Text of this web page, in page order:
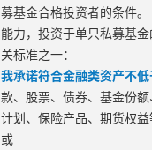
最大回
募基金合格投资者的条件
能力，投资于单只私募基
关标准之一：
我承诺符合金融类资产不
款、股票、债券、基金份
计划、保险产品、期货权
或